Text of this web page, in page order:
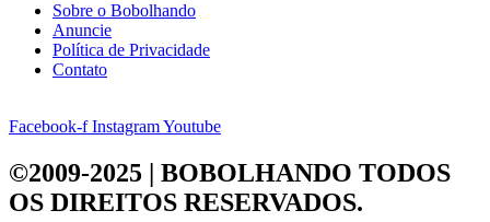
Sobre o Bobolhando
Anuncie
Política de Privacidade
Contato
Facebook-f InstagramYoutube
©2009-2025 | BOBOLHANDO TODOS
OS DIREITOS RESERVADOS.